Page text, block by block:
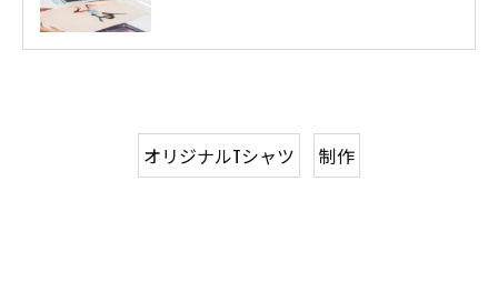
オリジナルTシャツ 制作